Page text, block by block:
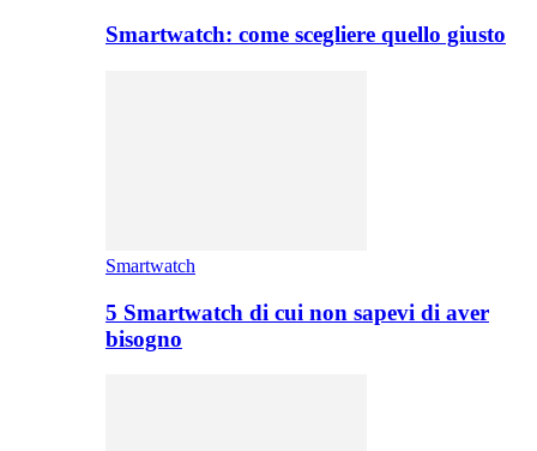
Smartwatch: come scegliere quello giusto
Smartwatch
5 Smartwatch di cui non sapevi di aver
bisogno